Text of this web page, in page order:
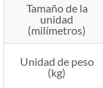
Tamaño de la
unidad
(milímetros)
Unidad de peso
(kg)